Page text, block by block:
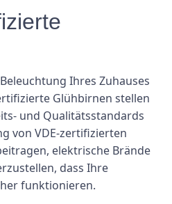
Ihres Zuhauses
Glühbirnen stellen
und Qualitätsstandards
von VDE-zertifizierten
elektrische Brände
dass Ihre
funktionieren.